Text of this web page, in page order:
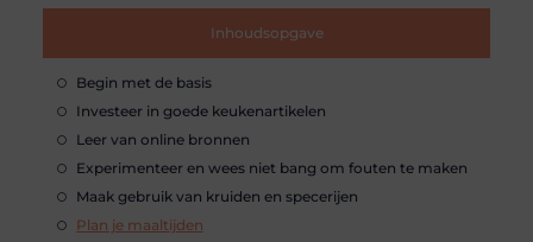
Inhoudsopgave
Begin met de basis
Investeer in goede keukenartikelen
Leer van online bronnen
Experimenteer en wees niet bang om fouten te maken
Maak gebruik van kruiden en specerijen
Plan je maaltijden